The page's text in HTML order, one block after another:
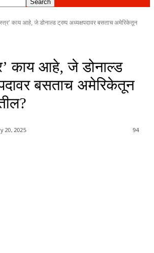
काय आहे, जे डोनाल्ड ट्रम्प अध्यक्षपदावर बसताच अमेरिकेतून
काय आहे, जे डोनाल्ड
बसताच अमेरिकेतून
20, 2025 94